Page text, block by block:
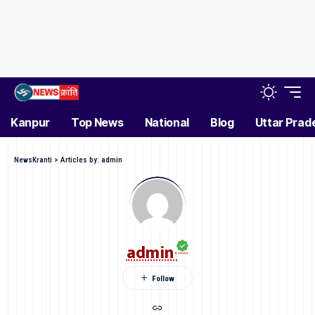
Kanpur Top News National Blog Uttar
NewsKranti > Articles by: admin
admin